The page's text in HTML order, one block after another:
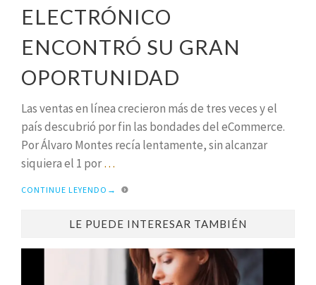
ELECTRÓNICO
ENCONTRÓ SU GRAN
OPORTUNIDAD
Las ventas en línea crecieron más de tres veces y el
país descubrió por fin las bondades del eCommerce.
Por Álvaro Montes recía lentamente, sin alcanzar
siquiera el 1 por…
CONTINUE LEYENDO →
LE PUEDE INTERESAR TAMBIÉN